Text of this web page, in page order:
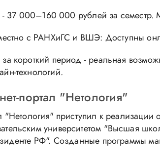
- 37 000–160 000 рублей за
с РАНХиГС и ВШЭ: Доступны
короткий период - реальная
технологий.
портал "Нетология"
"Нетология" приступил к
университетом "Высшая
РФ". Созданные программы